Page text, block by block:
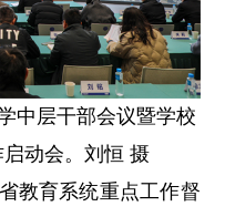
中层干部会议暨学校
动会。刘恒 摄
教育系统重点工作督